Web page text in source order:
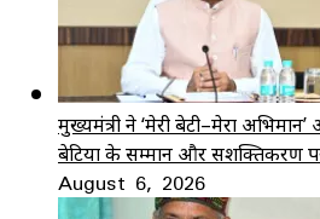
मुख्यमंत्री ने ‘मेरी बेटी–मेरा
बेटियों के सम्मान और सशक्तिकरण
August 6, 2026